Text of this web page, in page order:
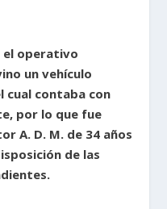
el operativo
un vehículo
cual contaba con
por lo que fue
A. D. M. de 34 años
de las